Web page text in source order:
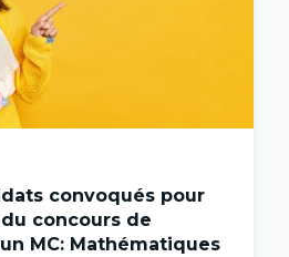
convoqués pour
concours de
MC: Mathématiques